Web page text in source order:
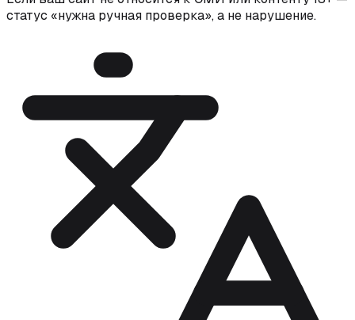
статус «нужна ручная проверка», а не нарушение.